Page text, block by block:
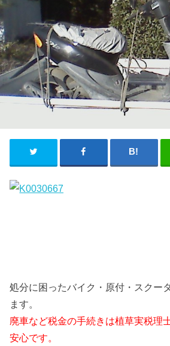
処分に困ったバイク・原付・スクー
ます。
廃車など税金の手続きは植草実税理
安心です。